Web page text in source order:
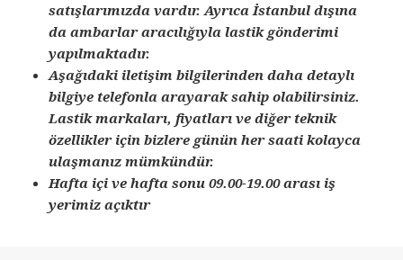
satışlarımızda vardır. Ayrıca İstanbul dışına
da ambarlar aracılığıyla lastik gönderimi
yapılmaktadır.
Aşağıdaki iletişim bilgilerinden daha detaylı
bilgiye telefonla arayarak sahip olabilirsiniz.
Lastik markaları, fiyatları ve diğer teknik
özellikler için bizlere günün her saati kolayca
ulaşmanız mümkündür.
Hafta içi ve hafta sonu 09.00-19.00 arası iş
yerimiz açıktır